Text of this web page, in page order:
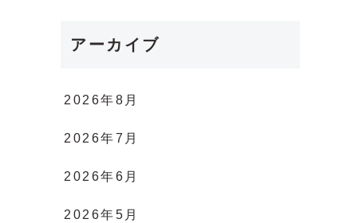
アーカイブ
2026年8月
2026年7月
2026年6月
2026年5月